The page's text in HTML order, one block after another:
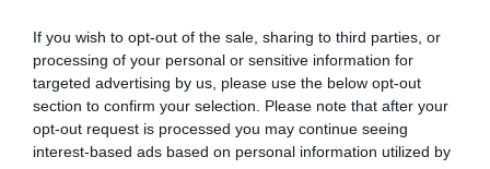
If you wish to opt-out of the sale, sharing to third parties, or
processing of your personal or sensitive information for
targeted advertising by us, please use the below opt-out
section to confirm your selection. Please note that after your
opt-out request is processed you may continue seeing
interest-based ads based on personal information utilized by